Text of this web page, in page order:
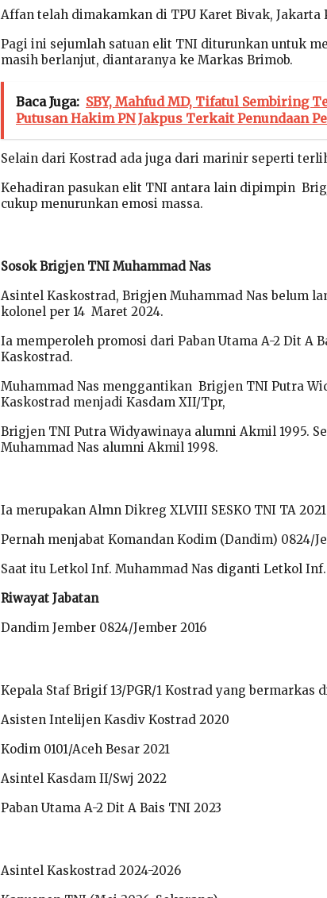
Affan telah dimakamkan di TPU Karet Bivak, Jakarta
Pagi ini sejumlah satuan elit TNI diturunkan untuk
masih berlanjut, diantaranya ke Markas Brimob.
Baca Juga: SBY, Mahfud MD, Tifatul Sembiring
Putusan Hakim PN Jakpus Terkait Penundaan
Selain dari Kostrad ada juga dari marinir seperti
Kehadiran pasukan elit TNI antara lain dipimpin
cukup menurunkan emosi massa.
Sosok Brigjen TNI Muhammad Nas
Asintel Kaskostrad, Brigjen Muhammad Nas belum
kolonel per 14 Maret 2024.
Ia memperoleh promosi dari Paban Utama A-2 Dit A
Kaskostrad.
Muhammad Nas menggantikan Brigjen TNI Putra
Kaskostrad menjadi Kasdam XII/Tpr,
Brigjen TNI Putra Widyawinaya alumni Akmil 1995.
Muhammad Nas alumni Akmil 1998.
Ia merupakan Almn Dikreg XLVIII SESKO TNI TA
Pernah menjabat Komandan Kodim (Dandim) 0824/
Saat itu Letkol Inf. Muhammad Nas diganti Letkol
Riwayat Jabatan
Dandim Jember 0824/Jember 2016
Kepala Staf Brigif 13/PGR/1 Kostrad yang bermarkas
Asisten Intelijen Kasdiv Kostrad 2020
Kodim 0101/Aceh Besar 2021
Asintel Kasdam II/Swj 2022
Paban Utama A-2 Dit A Bais TNI 2023
Asintel Kaskostrad 2024-2026